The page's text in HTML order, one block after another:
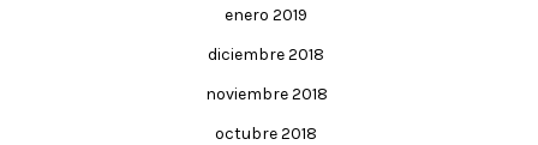
enero 2019
diciembre 2018
noviembre 2018
octubre 2018